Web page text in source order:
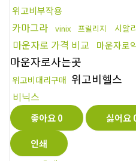
위고비부작용
카마그라 vinix 프릴리지 시알
마운자로 가격 비교 마운자로
마운자로사는곳
위고비대리구매 위고비헬스
비닉스
좋아요0 싫어요
인쇄